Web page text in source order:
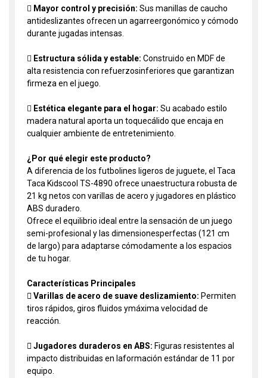
 Mayor control y precisión: Sus manillas de caucho
antideslizantes ofrecen un agarreergonómico y cómodo
durante jugadas intensas.
 Estructura sólida y estable: Construido en MDF de
alta resistencia con refuerzosinferiores que garantizan
firmeza en el juego.
 Estética elegante para el hogar: Su acabado estilo
madera natural aporta un toquecálido que encaja en
cualquier ambiente de entretenimiento.
¿Por qué elegir este producto?
A diferencia de los futbolines ligeros de juguete, el Taca
Taca Kidscool TS-4890 ofrece unaestructura robusta de
21 kg netos con varillas de acero y jugadores en plástico
ABS duradero.
Ofrece el equilibrio ideal entre la sensación de un juego
semi-profesional y las dimensionesperfectas (121 cm
de largo) para adaptarse cómodamente a los espacios
de tu hogar.
Características Principales
 Varillas de acero de suave deslizamiento: Permiten
tiros rápidos, giros fluidos ymáxima velocidad de
reacción.
 Jugadores duraderos en ABS: Figuras resistentes al
impacto distribuidas en laformación estándar de 11 por
equipo.